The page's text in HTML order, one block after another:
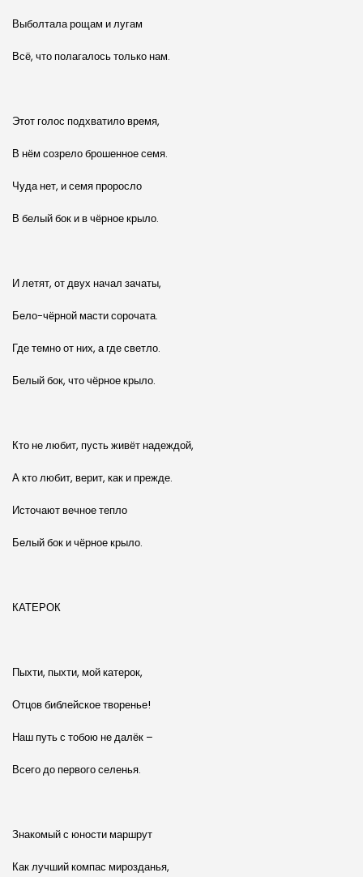
Выболтала рощам и лугам
Всё, что полагалось только нам.
Этот голос подхватило время,
В нём созрело брошенное семя.
Чуда нет, и семя проросло
В белый бок и в чёрное крыло.
И летят, от двух начал зачаты,
Бело-чёрной масти сорочата.
Где темно от них, а где светло.
Белый бок, что чёрное крыло.
Кто не любит, пусть живёт надеждой,
А кто любит, верит, как и прежде.
Источают вечное тепло
Белый бок и чёрное крыло.
КАТЕРОК
Пыхти, пыхти, мой катерок,
Отцов библейское творенье!
Наш путь с тобою не далёк –
Всего до первого селенья.
Знакомый с юности маршрут
Как лучший компас мирозданья,